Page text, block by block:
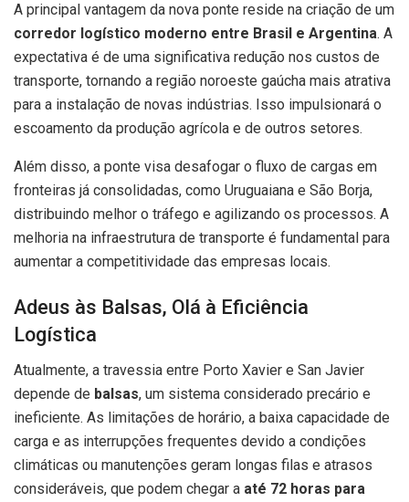
A principal vantagem da nova ponte reside na criação de um
corredor logístico moderno entre Brasil e Argentina. A
expectativa é de uma significativa redução nos custos de
transporte, tornando a região noroeste gaúcha mais atrativa
para a instalação de novas indústrias. Isso impulsionará o
escoamento da produção agrícola e de outros setores.
Além disso, a ponte visa desafogar o fluxo de cargas em
fronteiras já consolidadas, como Uruguaiana e São Borja,
distribuindo melhor o tráfego e agilizando os processos. A
melhoria na infraestrutura de transporte é fundamental para
aumentar a competitividade das empresas locais.
Adeus às Balsas, Olá à Eficiência
Logística
Atualmente, a travessia entre Porto Xavier e San Javier
depende de balsas, um sistema considerado precário e
ineficiente. As limitações de horário, a baixa capacidade de
carga e as interrupções frequentes devido a condições
climáticas ou manutenções geram longas filas e atrasos
consideráveis, que podem chegar a até 72 horas para